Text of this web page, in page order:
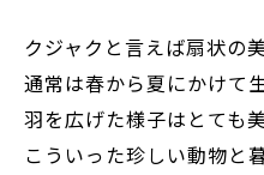
クジャクと言えば扇状の
通常は春から夏にかけて
羽を広げた様子はとても
こういった珍しい動物と